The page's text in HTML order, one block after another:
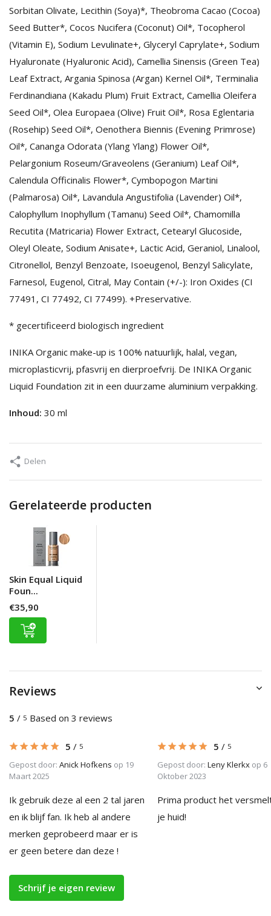
Sorbitan Olivate, Lecithin (Soya)*, Theobroma Cacao (Cocoa)
Seed Butter*, Cocos Nucifera (Coconut) Oil*, Tocopherol
(Vitamin E), Sodium Levulinate+, Glyceryl Caprylate+, Sodium
Hyaluronate (Hyaluronic Acid), Camellia Sinensis (Green Tea)
Leaf Extract, Argania Spinosa (Argan) Kernel Oil*, Terminalia
Ferdinandiana (Kakadu Plum) Fruit Extract, Camellia Oleifera
Seed Oil*, Olea Europaea (Olive) Fruit Oil*, Rosa Eglentaria
(Rosehip) Seed Oil*, Oenothera Biennis (Evening Primrose)
Oil*, Cananga Odorata (Ylang Ylang) Flower Oil*,
Pelargonium Roseum/Graveolens (Geranium) Leaf Oil*,
Calendula Officinalis Flower*, Cymbopogon Martini
(Palmarosa) Oil*, Lavandula Angustifolia (Lavender) Oil*,
Calophyllum Inophyllum (Tamanu) Seed Oil*, Chamomilla
Recutita (Matricaria) Flower Extract, Cetearyl Glucoside,
Oleyl Oleate, Sodium Anisate+, Lactic Acid, Geraniol, Linalool,
Citronellol, Benzyl Benzoate, Isoeugenol, Benzyl Salicylate,
Farnesol, Eugenol, Citral, May Contain (+/-): Iron Oxides (CI
77491, CI 77492, CI 77499). +Preservative.
* gecertificeerd biologisch ingredient
INIKA Organic make-up is 100% natuurlijk, halal, vegan,
microplasticvrij, pfasvrij en dierproefvrij. De INIKA Organic
Liquid Foundation zit in een duurzame aluminium verpakking.
Inhoud: 30 ml
Delen
Gerelateerde producten
Skin Equal Liquid
Foun...
€35,90
Reviews
5 / 5 Based on 3 reviews
5 / 5
Gepost door: Anick Hofkens op 19
Maart 2025
Ik gebruik deze al een 2 tal jaren
en ik blijf fan. Ik heb al andere
merken geprobeerd maar er is
er geen betere dan deze !
5 / 5
Gepost door: Leny Klerkx op 6
Oktober 2023
Prima product het
je huid!
Schrijf je eigen review